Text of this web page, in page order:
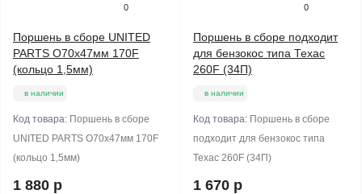
0
Поршень в сборе UNITED
PARTS O70х47мм 170F
(кольцо 1,5мм)
в наличии
Код товара: Поршень в сборе
UNITED PARTS O70х47мм 170F
(кольцо 1,5мм)
1 880 р
0
Поршень в сборе подходит
для бензокос типа Техас
260F (34П)
в наличии
Код товара: Поршень в сборе
подходит для бензокос типа
Техас 260F (34П)
1 670 р